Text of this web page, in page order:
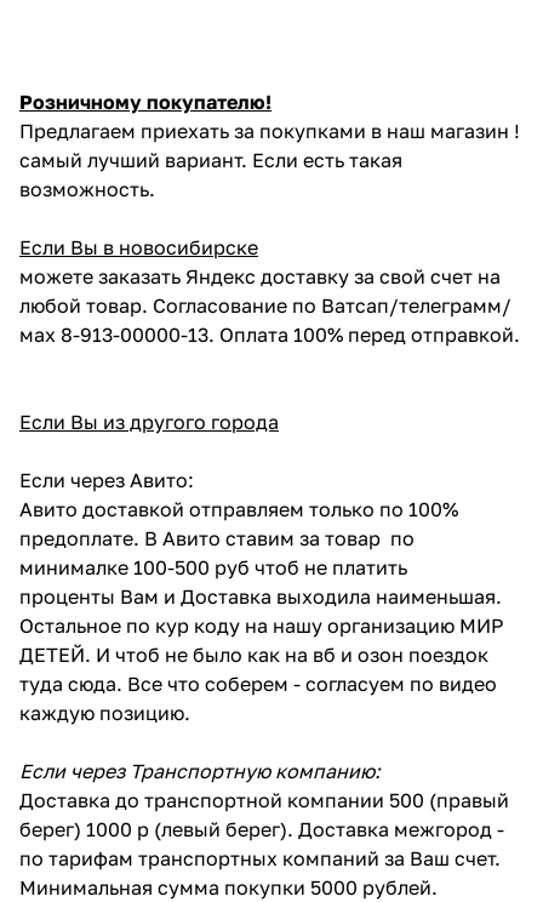
Розничному покупателю!
Предлагаем приехать за покупками в наш магазин !
самый лучший вариант. Если есть такая
возможность.
Если Вы в новосибирске
можете заказать Яндекс доставку за свой счет на
любой товар. Согласование по Ватсап/телеграмм/
мах 8-913-00000-13. Оплата 100% перед отправкой.
Если Вы из другого города
Если через Авито:
Авито доставкой отправляем только по 100%
предоплате. В Авито ставим за товар по
минималке 100-500 руб чтоб не платить
проценты Вам и Доставка выходила наименьшая.
Остальное по кур коду на нашу организацию МИР
ДЕТЕЙ. И чтоб не было как на вб и озон поездок
туда сюда. Все что соберем - согласуем по видео
каждую позицию.
Если через Транспортную компанию:
Доставка до транспортной компании 500 (правый
берег) 1000 р (левый берег). Доставка межгород -
по тарифам транспортных компаний за Ваш счет.
Минимальная сумма покупки 5000 рублей.